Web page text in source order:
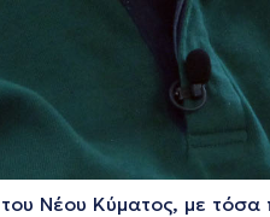
Νέου Κύματος, με